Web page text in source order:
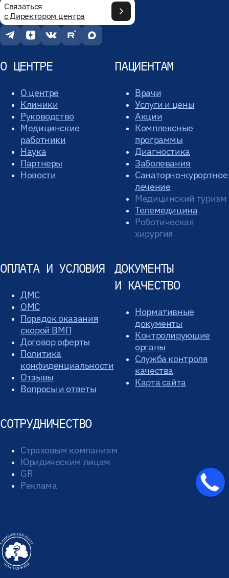
Связаться
с Директором центра
О ЦЕНТРЕ
О центре
Клиники
Руководство
Медицинские
работники
Наука
Партнеры
Новости
ПАЦИЕНТАМ
Врачи
Услуги и цены
Акции
Комплексные
программы
Диагностика
Заболевания
Санаторно-курортное
лечение
Медицинский туризм
Телемедицина
Роботическая
хирургия
ОПЛАТА И УСЛОВИЯ
ДМС
ОМС
Порядок оказания
скорой ВМП
Договор оферты
Политика
конфиденциальности
Отзывы
Вопросы и ответы
ДОКУМЕНТЫ
И КАЧЕСТВО
Нормативные
документы
Контролирующие
органы
Служба контроля
качества
Карта сайта
СОТРУДНИЧЕСТВО
Страховым компаниям
Юридическим лицам
GR
Реклама